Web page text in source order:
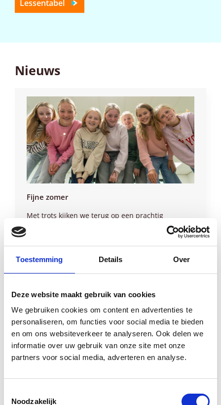
Toestemming Details Over
Deze website maakt gebruik van cookies
We gebruiken cookies om content en advertenties te
personaliseren, om functies voor social media te bieden
en om ons websiteverkeer te analyseren. Ook delen we
informatie over uw gebruik van onze site met onze
partners voor social media, adverteren en analyse.
Noodzakelijk
Lessentabel
Nieuws
Fijne zomer
Met trots kijken we terug op een prachtig
stappen gezet in de ontwikkeling van onze
leerroutes en kijken uit om bijna 200 brugklassers
laatste nieuws. Wij wensen iedereen een fijne,
ontspannen en zonnige zomer.
17 juli 2026